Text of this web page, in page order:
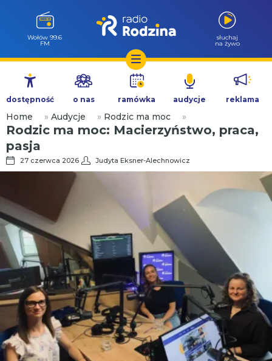
Przejdź
treści
Wołów 99.6
FM
słuchaj
na żywo
dostępność o nas ramówka audycje reklama
Home » Audycje » Rodzic ma moc »
Rodzic ma moc: Macierzyństwo, praca,
pasja
27 czerwca 2026 Judyta Eksner-Alechnowicz